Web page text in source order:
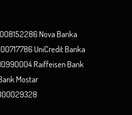
Nova Banka
UniCredit Banka
Raiffeisen Bank
Mostar